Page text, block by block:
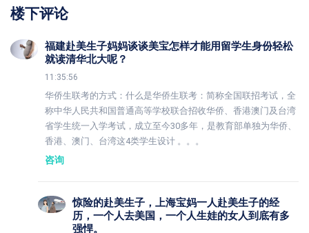
楼下评论
福建赴美生子妈妈谈谈美宝怎样才能用留学生身份轻松
就读清华北大呢？
11:35:56
华侨生联考的方式：什么是华侨生联考：简称全国联招考试，全
称中华人民共和国普通高等学校联合招收华侨、香港澳门及台湾
省学生统一入学考试，成立至今30多年，是教育部单独为华侨、
香港、澳门、台湾这4类学生设计 。。。
咨询
惊险的赴美生子，上海宝妈一人赴美生子的经
历，一个人去美国，一个人生娃的女人到底有多
强悍。